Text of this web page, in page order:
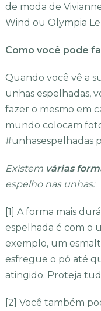
de moda de
Wind ou Olympia
Como você pode
Quando você vê a
unhas espelhadas,
fazer o mesmo em
mundo colocam
#unhasespelhadas
Existemvárias
espelho nas unhas:
[1] A forma mais
espelhada é com o
exemplo, um
esfregue o pó até
atingido. Proteja
[2] Você também